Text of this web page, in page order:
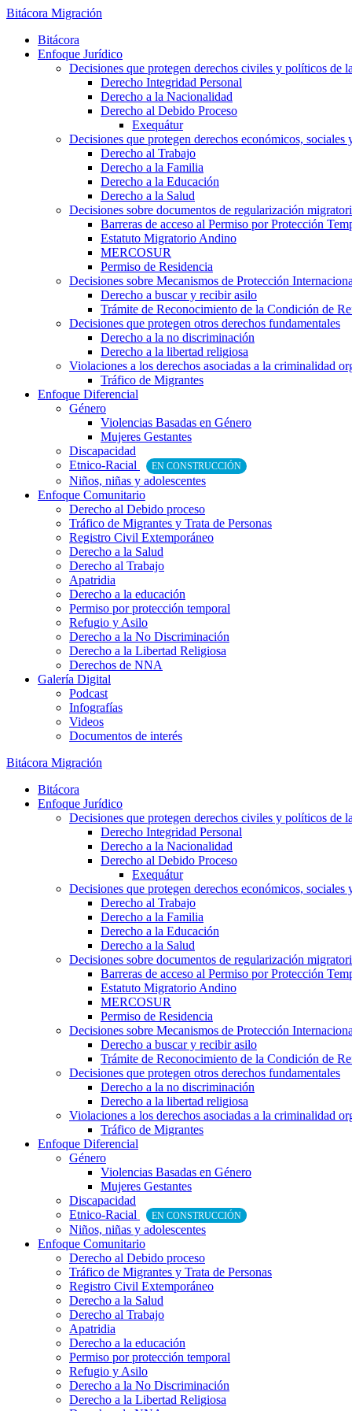
Bitácora Migración
Bitácora
Enfoque Jurídico
Decisiones que protegen derechos civiles y políticos de
Derecho Integridad Personal
Derecho a la Nacionalidad
Derecho al Debido Proceso
Exequátur
Decisiones que protegen derechos económicos,
Derecho al Trabajo
Derecho a la Familia
Derecho a la Educación
Derecho a la Salud
Decisiones sobre documentos de regularización
Barreras de acceso al Permiso por Protección
Estatuto Migratorio Andino
MERCOSUR
Permiso de Residencia
Decisiones sobre Mecanismos de Protección
Derecho a buscar y recibir asilo
Trámite de Reconocimiento de la Condición de
Decisiones que protegen otros derechos fundamentales
Derecho a la no discriminación
Derecho a la libertad religiosa
Violaciones a los derechos asociadas a la criminalidad
Tráfico de Migrantes
Enfoque Diferencial
Género
Violencias Basadas en Género
Mujeres Gestantes
Discapacidad
Etnico-Racial
EN CONSTRUCCIÓN
Niños, niñas y adolescentes
Enfoque Comunitario
Derecho al Debido proceso
Tráfico de Migrantes y Trata de Personas
Registro Civil Extemporáneo
Derecho a la Salud
Derecho al Trabajo
Apatridia
Derecho a la educación
Permiso por protección temporal
Refugio y Asilo
Derecho a la No Discriminación
Derecho a la Libertad Religiosa
Derechos de NNA
Galería Digital
Podcast
Infografías
Videos
Documentos de interés
Bitácora Migración
Bitácora
Enfoque Jurídico
Decisiones que protegen derechos civiles y políticos de
Derecho Integridad Personal
Derecho a la Nacionalidad
Derecho al Debido Proceso
Exequátur
Decisiones que protegen derechos económicos,
Derecho al Trabajo
Derecho a la Familia
Derecho a la Educación
Derecho a la Salud
Decisiones sobre documentos de regularización
Barreras de acceso al Permiso por Protección
Estatuto Migratorio Andino
MERCOSUR
Permiso de Residencia
Decisiones sobre Mecanismos de Protección
Derecho a buscar y recibir asilo
Trámite de Reconocimiento de la Condición de
Decisiones que protegen otros derechos fundamentales
Derecho a la no discriminación
Derecho a la libertad religiosa
Violaciones a los derechos asociadas a la criminalidad
Tráfico de Migrantes
Enfoque Diferencial
Género
Violencias Basadas en Género
Mujeres Gestantes
Discapacidad
Etnico-Racial
EN CONSTRUCCIÓN
Niños, niñas y adolescentes
Enfoque Comunitario
Derecho al Debido proceso
Tráfico de Migrantes y Trata de Personas
Registro Civil Extemporáneo
Derecho a la Salud
Derecho al Trabajo
Apatridia
Derecho a la educación
Permiso por protección temporal
Refugio y Asilo
Derecho a la No Discriminación
Derecho a la Libertad Religiosa